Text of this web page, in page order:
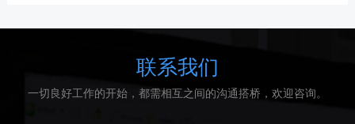
联系我们
一切良好工作的开始，都需相互之间的沟通搭桥，欢迎咨询。